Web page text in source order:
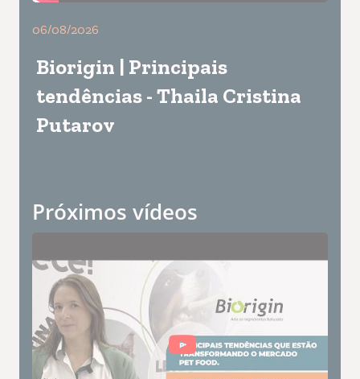
06/08/2026
Biorigin | Principais
tendências - Thaila Cristina
Putarov
Próximos vídeos